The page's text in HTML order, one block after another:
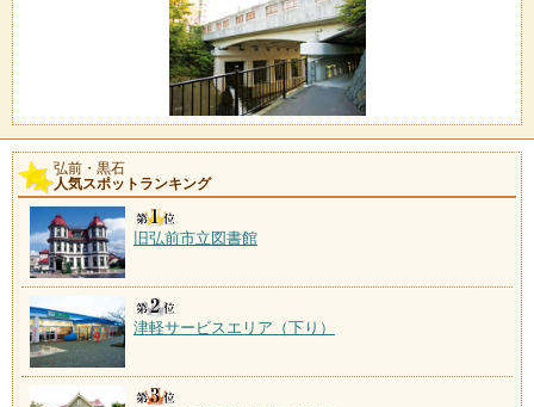
弘前・黒石
人気スポットランキング
旧弘前市立図書館
津軽サービスエリア（下り）